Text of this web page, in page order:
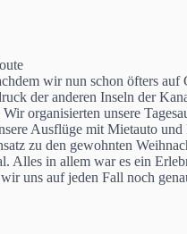
wir nun schon öfters auf
der anderen Inseln der
organisierten unsere
Ausflüge mit Mietauto und
zu den gewohnten
Alles in allem war es ein
uns auf jeden Fall noch